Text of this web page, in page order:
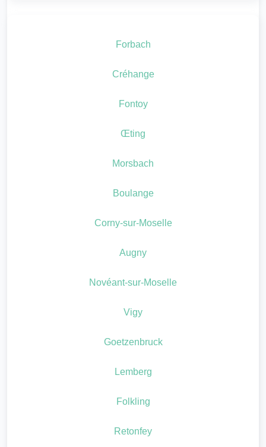
Forbach
Créhange
Fontoy
Œting
Morsbach
Boulange
Corny-sur-Moselle
Augny
Novéant-sur-Moselle
Vigy
Goetzenbruck
Lemberg
Folkling
Retonfey